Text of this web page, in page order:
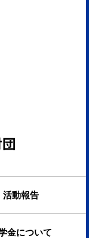
活動報告
金について